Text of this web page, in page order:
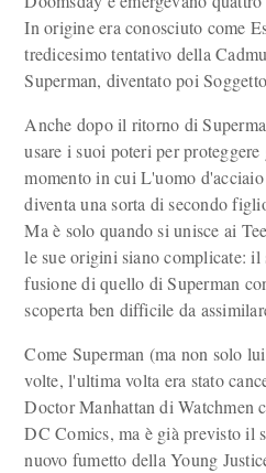
In origine era conosciuto come
tredicesimo tentativo della
Superman, diventato poi
Anche dopo il ritorno di
usare i suoi poteri per
momento in cui L'uomo
diventa una sorta di secondo
Ma è solo quando si unisce ai
le sue origini siano complicate:
fusione di quello di Superman
scoperta ben difficile da
Come Superman (ma non solo
volte, l'ultima volta era stato
Doctor Manhattan di Watchmen
DC Comics, ma è già previsto il
nuovo fumetto della Young